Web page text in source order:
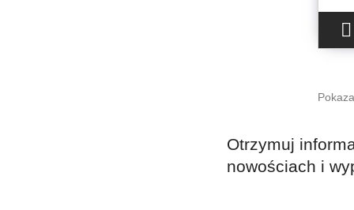

Otrzymuj
nowościach i